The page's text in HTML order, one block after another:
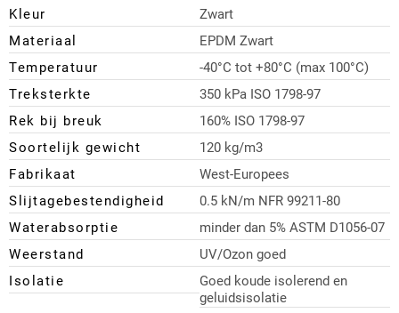
Kleur
Zwart
Materiaal
EPDM Zwart
Temperatuur
-40°C tot +80°C (max 100°C)
Treksterkte
350 kPa ISO 1798-97
Rek bij breuk
160% ISO 1798-97
Soortelijk gewicht
120 kg/m3
Fabrikaat
West-Europees
Slijtagebestendigheid
0.5 kN/m NFR 99211-80
Waterabsorptie
minder dan 5% ASTM D1056-07
Weerstand
UV/Ozon goed
Isolatie
Goed koude isolerend en
geluidsisolatie